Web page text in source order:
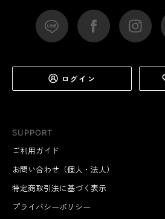
SUPPORT
ご利用ガイド
お問い合わせ（個人・法人）
特定商取引法に基づく表示
プライバシーポリシー
ログイン